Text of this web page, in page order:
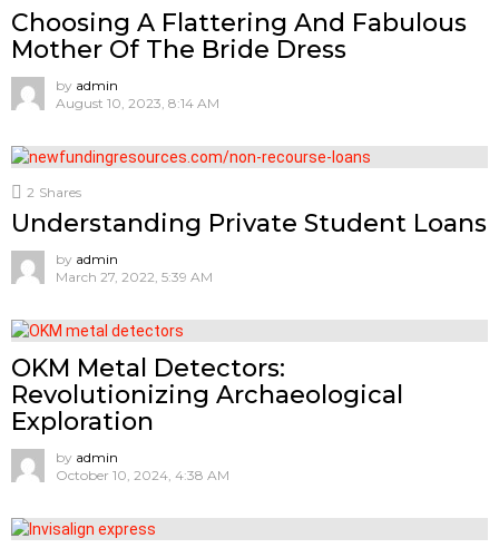
Choosing A Flattering And Fabulous
Mother Of The Bride Dress
by admin
August 10, 2023, 8:14 AM
2 Shares
Understanding Private Student Loans
by admin
March 27, 2022, 5:39 AM
OKM Metal Detectors:
Revolutionizing Archaeological
Exploration
by admin
October 10, 2024, 4:38 AM